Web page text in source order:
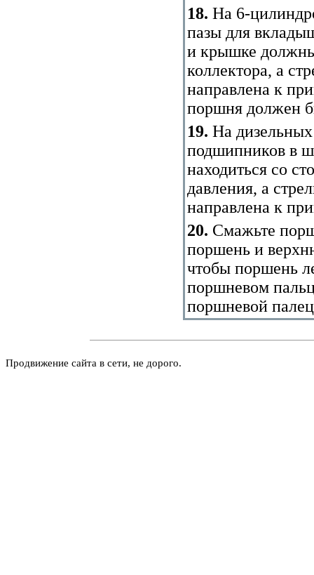
18. На 6-
пазы для
и крышке
коллектора, а
направлена к
поршня должен
19. На
подшипников в
находиться со
давления, а
направлена к
20. Смажьте
поршень и
чтобы поршень
поршневом
поршневой
Продвижение сайта в сети, не дорого.